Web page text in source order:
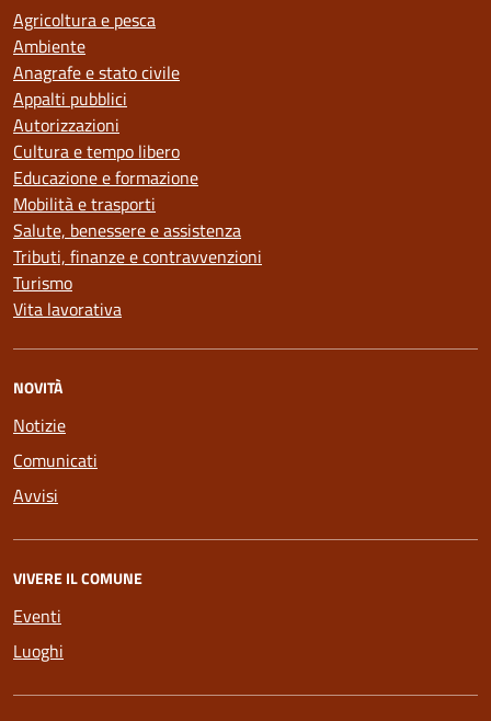
Agricoltura e pesca
Ambiente
Anagrafe e stato civile
Appalti pubblici
Autorizzazioni
Cultura e tempo libero
Educazione e formazione
Mobilità e trasporti
Salute, benessere e assistenza
Tributi, finanze e contravvenzioni
Turismo
Vita lavorativa
NOVITÀ
Notizie
Comunicati
Avvisi
VIVERE IL COMUNE
Eventi
Luoghi